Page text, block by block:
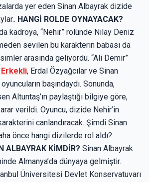
yer eden Sinan Albayrak dizide
HANGİ ROLDE OYNAYACAK?
kadroya, “Nehir” rolünde Nilay Deniz
sevilen bu karakterin babası da
arasında geliyordu. “Ali Demir”
, Erdal Özyağcılar ve Sinan
başındaydı. Sonunda,
Altuntaş’ın paylaştığı bilgiye göre,
verildi. Oyuncu, dizide Nehir’in
canlandıracak. Şimdi Sinan
önce hangi dizilerde rol aldı?
ALBAYRAK KİMDİR? Sinan Albayrak
Almanya’da dünyaya gelmiştir.
Üniversitesi Devlet Konservatuvarı